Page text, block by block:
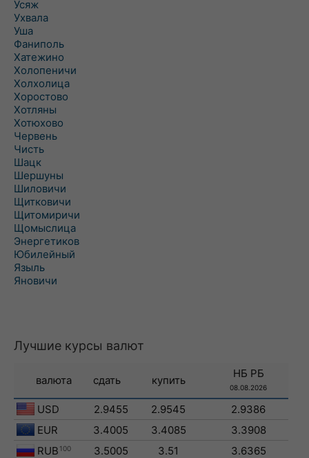
Усяж
Ухвала
Уша
Фаниполь
Хатежино
Холопеничи
Холхолица
Хоростово
Хотляны
Хотюхово
Червень
Чисть
Шацк
Шершуны
Шиловичи
Щитковичи
Щитомиричи
Щомыслица
Энергетиков
Юбилейный
Языль
Яновичи
Лучшие курсы валют
валюта сдать купить
НБ РБ
08.08.2026
USD 2.9455 2.9545
2.9386
EUR
3.4005 3.4085
3.3908
RUB 100 3.5005 3.51
3.6365